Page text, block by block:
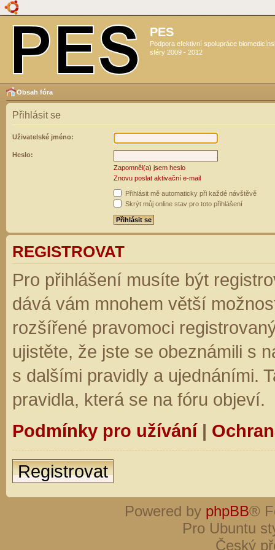
PES
Podpora efektivní spolupráce
sféry 2009 - 2012
Obsah fóra
Přihlásit se
Uživatelské jméno:
Heslo:
Zapomněl(a) jsem heslo
Znovu poslat aktivační e-mail
Přihlásit mě automaticky při každé návštěvě
Skrýt můj online stav pro toto přihlášení
REGISTROVAT
Pro přihlášení musíte být
dává vám mnohem větší
rozšířené pravomoci
ujistěte, že jste se obeznámili s
s dalšími pravidly a ujednáními.
pravidla, která se na fóru objeví.
Podmínky pro užívání|
Registrovat
Powered by phpBB®
Pro Ubuntu
Český